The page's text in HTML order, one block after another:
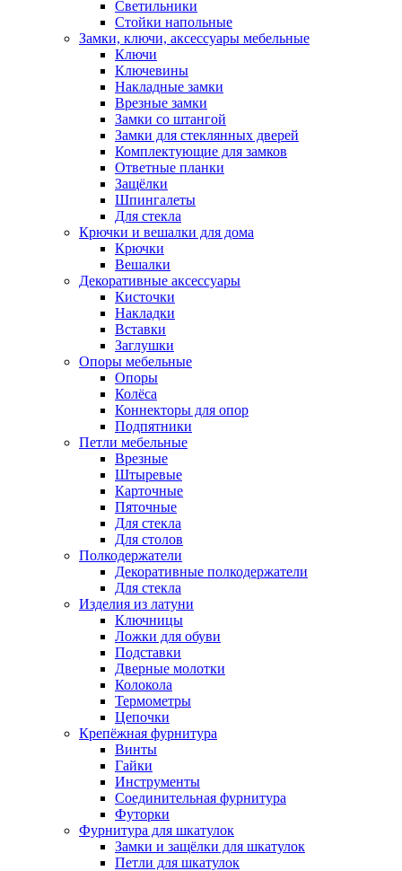
Светильники
Стойки напольные
Замки, ключи, аксессуары мебельные
Ключи
Ключевины
Накладные замки
Врезные замки
Замки со штангой
Замки для стеклянных дверей
Комплектующие для замков
Ответные планки
Защёлки
Шпингалеты
Для стекла
Крючки и вешалки для дома
Крючки
Вешалки
Декоративные аксессуары
Кисточки
Накладки
Вставки
Заглушки
Опоры мебельные
Опоры
Колёса
Коннекторы для опор
Подпятники
Петли мебельные
Врезные
Штыревые
Карточные
Пяточные
Для стекла
Для столов
Полкодержатели
Декоративные полкодержатели
Для стекла
Изделия из латуни
Ключницы
Ложки для обуви
Подставки
Дверные молотки
Колокола
Термометры
Цепочки
Крепёжная фурнитура
Винты
Гайки
Инструменты
Соединительная фурнитура
Футорки
Фурнитура для шкатулок
Замки и защёлки для шкатулок
Петли для шкатулок